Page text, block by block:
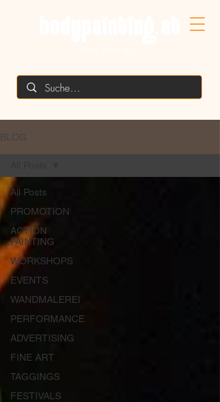
BLOG
All Posts
PROMOTION
ACTION
PAINTING
WORKSHOPS
EVENTS
WANDMALEREI
PERFORMANCE
ADVERTISING
FINE ART
TAGGINGS
FESTIVALS